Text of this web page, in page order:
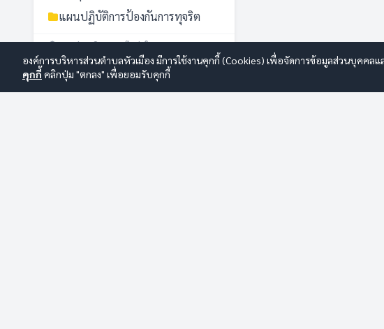
แผนปฏิบัติการป้องกันการทุจริต
การส่งเสริมความโปร่งใส
การดำเนินการเพื่อจัดการความเสี่ยง
การทุจริต
องค์การบริหารส่วนตำบลหัวเมือง มีการใช้งานคุกกี้ (Cookies) เพื่อจัดการข้อมูลส่วนบุคคล
คุกกี้ คลิกปุ่ม "ตกลง" เพื่อยอมรับคุกกี้